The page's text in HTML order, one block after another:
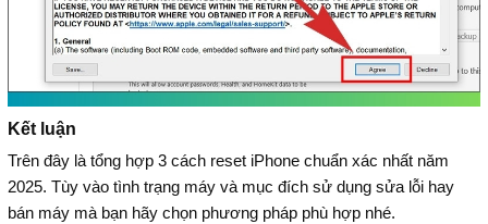
Kết luận
Trên đây là tổng hợp 3 cách reset iPhone chuẩn xác nhất năm
2025. Tùy vào tình trạng máy và mục đích sử dụng sửa lỗi hay
bán máy mà bạn hãy chọn phương pháp phù hợp nhé.